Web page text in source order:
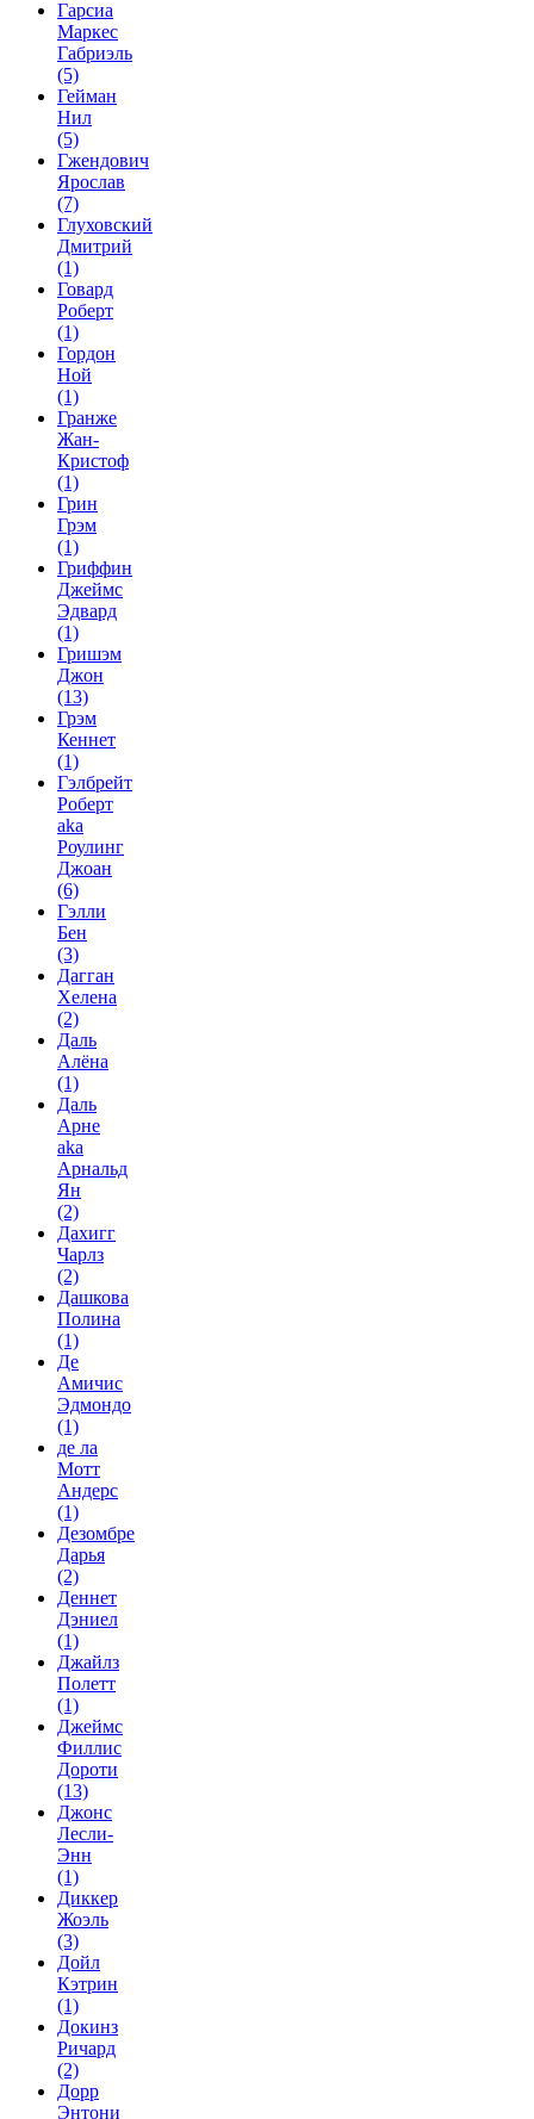
Гарсиа
Маркес
Габриэль
(5)
Гейман
Нил
(5)
Гжендович
Ярослав
(7)
Глуховский
Дмитрий
(1)
Говард
Роберт
(1)
Гордон
Ной
(1)
Гранже
Жан-
Кристоф
(1)
Грин
Грэм
(1)
Гриффин
Джеймс
Эдвард
(1)
Гришэм
Джон
(13)
Грэм
Кеннет
(1)
Гэлбрейт
Роберт
aka
Роулинг
Джоан
(6)
Гэлли
Бен
(3)
Дагган
Хелена
(2)
Даль
Алёна
(1)
Даль
Арне
aka
Арнальд
Ян
(2)
Дахигг
Чарлз
(2)
Дашкова
Полина
(1)
Де
Амичис
Эдмондо
(1)
де ла
Мотт
Андерс
(1)
Дезомбре
Дарья
(2)
Деннет
Дэниел
(1)
Джайлз
Полетт
(1)
Джеймс
Филлис
Дороти
(13)
Джонс
Лесли-
Энн
(1)
Диккер
Жоэль
(3)
Дойл
Кэтрин
(1)
Докинз
Ричард
(2)
Дорр
Энтони